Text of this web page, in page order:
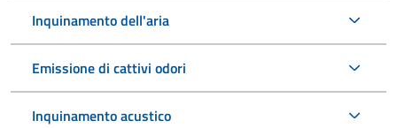
Inquinamento dell'aria
Emissione di cattivi odori
Inquinamento acustico